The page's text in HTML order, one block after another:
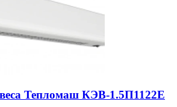
Тепломаш КЭВ-1.5П1122Е